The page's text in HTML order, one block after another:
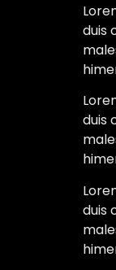
duis
duis
duis